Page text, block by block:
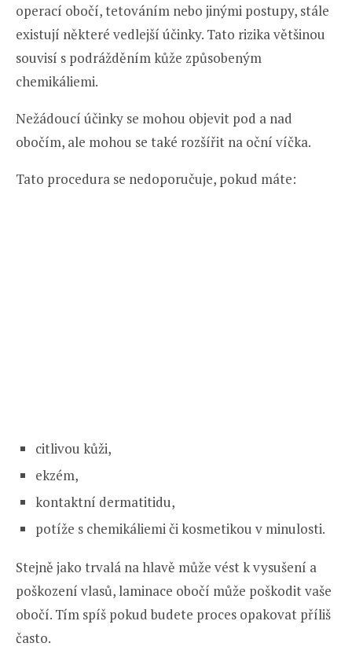
operací obočí, tetováním nebo jinými postupy, stále
existují některé vedlejší účinky. Tato rizika většinou
souvisí s podrážděním kůže způsobeným
chemikáliemi.
Nežádoucí účinky se mohou objevit pod a nad
obočím, ale mohou se také rozšířit na oční víčka.
Tato procedura se nedoporučuje, pokud máte:
citlivou kůži,
ekzém,
kontaktní dermatitidu,
potíže s chemikáliemi či kosmetikou v minulosti.
Stejně jako trvalá na hlavě může vést k vysušení a
poškození vlasů, laminace obočí může poškodit vaše
obočí. Tím spíš pokud budete proces opakovat příliš
často.